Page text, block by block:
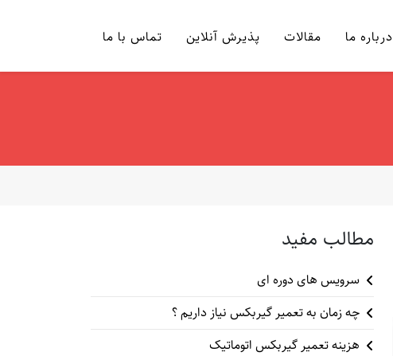
درباره ما مقالات پذیرش آنلاین تماس با ما
مطالب مفید
سرویس های دوره ای
چه زمان به تعمیر گیربکس نیاز داریم ؟
هزینه تعمیر گیربکس اتوماتیک